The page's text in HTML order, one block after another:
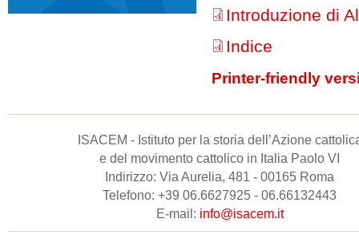
Introduzione di
Indice
Printer-friendly
ISACEM - Istituto per la storia dell’Azione
e del movimento cattolico in Italia Paolo VI
Indirizzo: Via Aurelia, 481 - 00165 Roma
Telefono: +39 06.6627925 - 06.66132443
E-mail: info@isacem.it